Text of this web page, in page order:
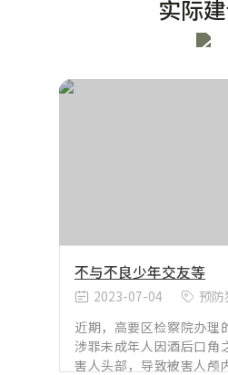
实际
不与不良少年交友等
2023-07-04
预
近期，高要区检察院办理
涉罪未成年人因酒后口角
害人头部，导致被害人颅